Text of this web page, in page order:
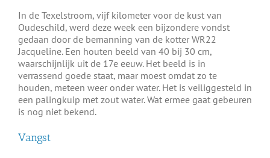
In de Texelstroom, vijf kilometer voor de kust van
Oudeschild, werd deze week een bijzondere vondst
gedaan door de bemanning van de kotter WR22
Jacqueline. Een houten beeld van 40 bij 30 cm,
waarschijnlijk uit de 17e eeuw. Het beeld is in
verrassend goede staat, maar moest omdat zo te
houden, meteen weer onder water. Het is veiliggesteld in
een palingkuip met zout water. Wat ermee gaat gebeuren
is nog niet bekend.
Vangst